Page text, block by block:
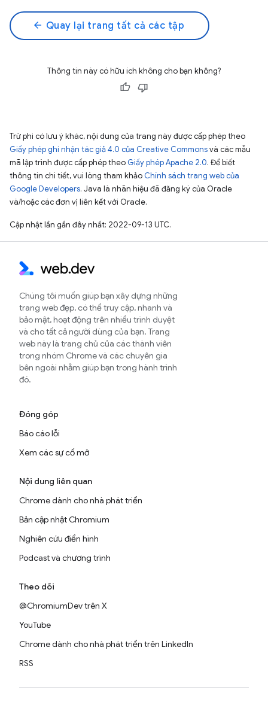
arrow_back Quay lại trang tất cả các tập
Thông tin này có hữu ích không cho bạn không?
Trừ phi có lưu ý khác, nội dung của trang này được cấp phép theo
Giấy phép ghi nhận tác giả 4.0 của Creative Commonsvà các mẫu
mã lập trình được cấp phép theo Giấy phép Apache 2.0. Để biết
thông tin chi tiết, vui lòng tham khảo Chính sách trang web của
Google Developers. Java là nhãn hiệu đã đăng ký của Oracle
và/hoặc các đơn vị liên kết với Oracle.
Cập nhật lần gần đây nhất: 2022-09-13 UTC.
Chúng tôi muốn giúp bạn xây dựng những
trang web đẹp, có thể truy cập, nhanh và
bảo mật, hoạt động trên nhiều trình duyệt
và cho tất cả người dùng của bạn. Trang
web này là trang chủ của các thành viên
trong nhóm Chrome và các chuyên gia
bên ngoài nhằm giúp bạn trong hành trình
đó.
Đóng góp
Báo cáo lỗi
Xem các sự cố mở
Nội dung liên quan
Chrome dành cho nhà phát triển
Bản cập nhật Chromium
Nghiên cứu điển hình
Podcast và chương trình
Theo dõi
@ChromiumDev trên X
YouTube
Chrome dành cho nhà phát triển trên LinkedIn
RSS